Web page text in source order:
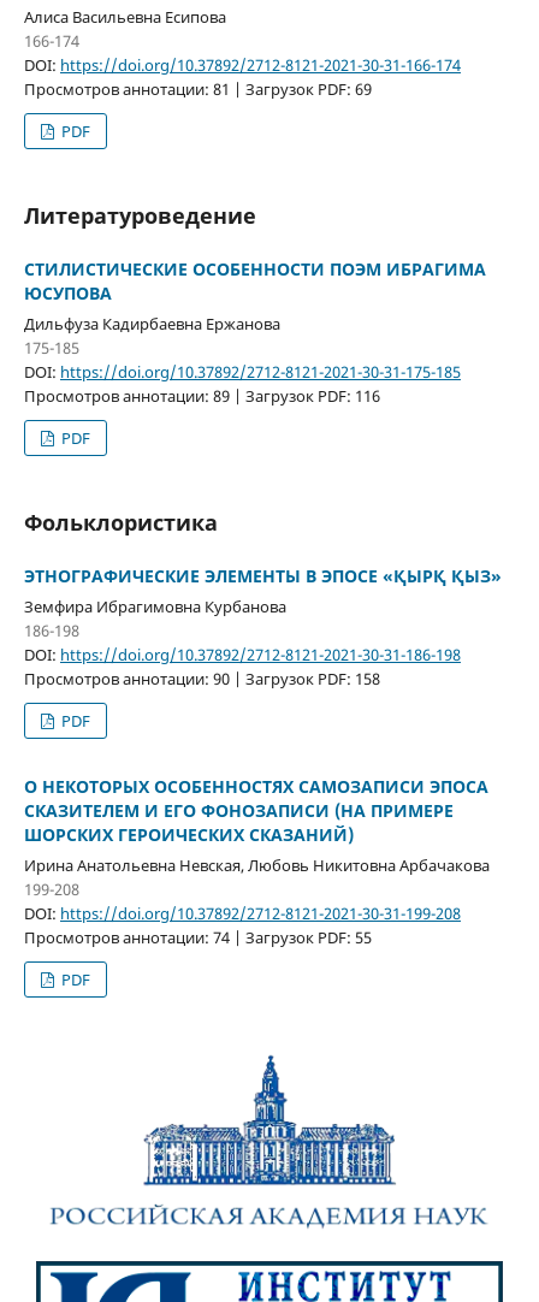
Алиса Васильевна Есипова
166-174
DOI: https://doi.org/10.37892/2712-8121-2021-30-31-166-174
Просмотров аннотации: 81 | Загрузок PDF: 69
PDF
Литературоведение
СТИЛИСТИЧЕСКИЕ ОСОБЕННОСТИ ПОЭМ ИБРАГИМА
ЮСУПОВА
Дильфуза Кадирбаевна Ержанова
175-185
DOI: https://doi.org/10.37892/2712-8121-2021-30-31-175-185
Просмотров аннотации: 89 | Загрузок PDF: 116
PDF
Фольклористика
ЭТНОГРАФИЧЕСКИЕ ЭЛЕМЕНТЫ В ЭПОСЕ «ҚЫРҚ ҚЫЗ»
Земфира Ибрагимовна Курбанова
186-198
DOI: https://doi.org/10.37892/2712-8121-2021-30-31-186-198
Просмотров аннотации: 90 | Загрузок PDF: 158
PDF
О НЕКОТОРЫХ ОСОБЕННОСТЯХ САМОЗАПИСИ ЭПОСА
СКАЗИТЕЛЕМ И ЕГО ФОНОЗАПИСИ (НА ПРИМЕРЕ
ШОРСКИХ ГЕРОИЧЕСКИХ СКАЗАНИЙ)
Ирина Анатольевна Невская, Любовь Никитовна Арбачакова
199-208
DOI: https://doi.org/10.37892/2712-8121-2021-30-31-199-208
Просмотров аннотации: 74 | Загрузок PDF: 55
PDF